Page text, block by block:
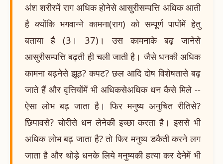
अंश शरीरमें राग अधिक होनेसे आसुरीसम्पत्ति अधिक आती
है क्योंकि भगवान्ने कामना(राग) को सम्पूर्ण पापोंमें हेतु
बताया है (3। 37)। उस कामनाके बढ़ जानेसे
आसुरीसम्पत्ति बढ़ती ही चली जाती है। जैसे धनकी अधिक
कामना बढ़नेसे झूठ? कपट? छल आदि दोष विशेषतासे बढ़
जाते हैं और वृत्तियोंमें भी अधिकसेअधिक धन कैसे मिले --
ऐसा लोभ बढ़ जाता है। फिर मनुष्य अनुचित रीतिसे?
छिपावसे? चोरीसे धन लेनेकी इच्छा करता है। इससे भी
अधिक लोभ बढ़ जाता है? तो फिर मनुष्य डकैती करने लग
जाता है और थोड़े धनके लिये मनुष्यकी हत्या कर देनेमें भी